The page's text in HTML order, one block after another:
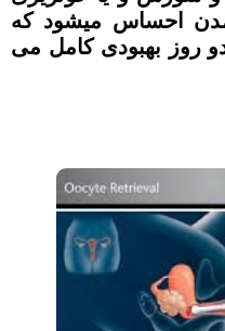
احساس میشود که
روز بهبودی کامل می